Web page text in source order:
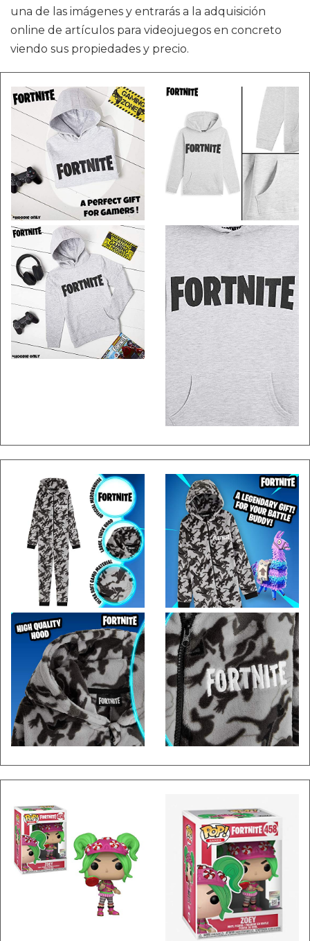
una de las imágenes y entrarás a la adquisición
online de artículos para videojuegos en concreto
viendo sus propiedades y precio.